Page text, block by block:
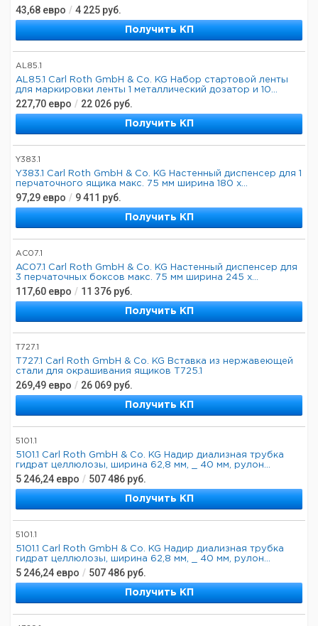
43,68 евро / 4 225 руб.
Получить КП
AL85.1
AL85.1 Carl Roth GmbH & Co. KG Набор стартовой ленты
для маркировки ленты 1 металлический дозатор и 10...
227,70 евро / 22 026 руб.
Получить КП
Y383.1
Y383.1 Carl Roth GmbH & Co. KG Настенный диспенсер для 1
перчаточного ящика макс. 75 мм ширина 180 х...
97,29 евро / 9 411 руб.
Получить КП
AC07.1
AC07.1 Carl Roth GmbH & Co. KG Настенный диспенсер для
3 перчаточных боксов макс. 75 мм ширина 245 х...
117,60 евро / 11 376 руб.
Получить КП
T727.1
T727.1 Carl Roth GmbH & Co. KG Вставка из нержавеющей
стали для окрашивания ящиков T725.1
269,49 евро / 26 069 руб.
Получить КП
5101.1
5101.1 Carl Roth GmbH & Co. KG Надир диализная трубка
гидрат целлюлозы, ширина 62,8 мм, _ 40 мм, рулон...
5 246,24 евро / 507 486 руб.
Получить КП
5101.1
5101.1 Carl Roth GmbH & Co. KG Надир диализная трубка
гидрат целлюлозы, ширина 62,8 мм, _ 40 мм, рулон...
5 246,24 евро / 507 486 руб.
Получить КП